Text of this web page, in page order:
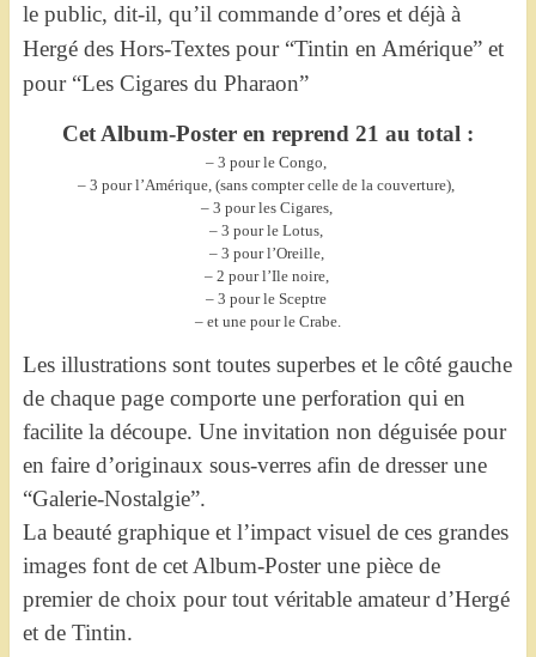
le public, dit-il, qu’il commande d’ores et déjà à
Hergé des Hors-Textes pour “Tintin en Amérique” et
pour “Les Cigares du Pharaon”
Cet Album-Poster en reprend 21 au total :
– 3 pour le Congo,
– 3 pour l’Amérique, (sans compter celle de la couverture),
– 3 pour les Cigares,
– 3 pour le Lotus,
– 3 pour l’Oreille,
– 2 pour l’Ile noire,
– 3 pour le Sceptre
– et une pour le Crabe.
Les illustrations sont toutes superbes et le côté gauche
de chaque page comporte une perforation qui en
facilite la découpe. Une invitation non déguisée pour
en faire d’originaux sous-verres afin de dresser une
“Galerie-Nostalgie”.
La beauté graphique et l’impact visuel de ces grandes
images font de cet Album-Poster une pièce de
premier de choix pour tout véritable amateur d’Hergé
et de Tintin.